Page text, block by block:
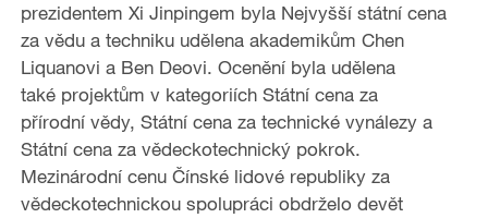
prezidentem Xi Jinpingem byla Nejvyšší státní cena
za vědu a techniku udělena akademikům Chen
Liquanovi a Ben Deovi. Ocenění byla udělena
také projektům v kategoriích Státní cena za
přírodní vědy, Státní cena za technické vynálezy a
Státní cena za vědeckotechnický pokrok.
Mezinárodní cenu Čínské lidové republiky za
vědeckotechnickou spolupráci obdrželo devět